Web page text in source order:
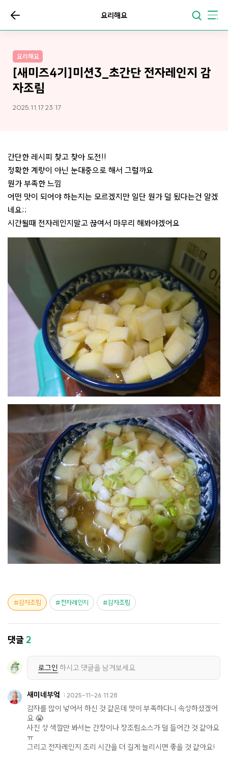
요리해요
요리해요
[새미즈4기]미션3_초간단 전자레인지 감
자조림
2025.11.17 23:17
간단한 레시피 찾고 찾아 도전!!
정확한 계량이 아닌 눈대중으로 해서 그럴까요
뭔가 부족한 느낌
어떤 맛이 되어야 하는지는 모르겠지만 일단 뭔가 덜 됬다는건 알겠
네요;;
시간될때 전자레인지말고 끊여서 마무리 해봐야겠어요
감자조림 전자레인지 감자조림
댓글2
로그인 하시고 댓글을 남겨보세요.
새미네부엌 2025-11-26 11:28
감자를 많이 넣어서 하신 것 같은데 맛이 부족하다니 속상하셨겠어
요 😭
사진 상 색깔만 봐서는 간장이나 장조림소스가 덜 들어간 것 같아요
ㅠ
그리고 전자레인지 조리 시간을 더 길게 늘리시면 좋을 것 같아요!